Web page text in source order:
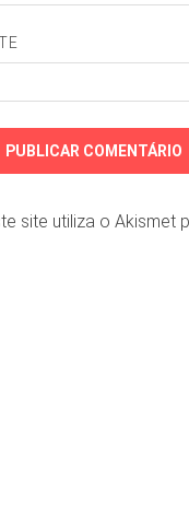
site utiliza o Akismet